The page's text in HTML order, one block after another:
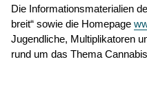
Die Informationsmaterialien
breit“ sowie die Homepage
Jugendliche, Multiplikatoren
rund um das Thema